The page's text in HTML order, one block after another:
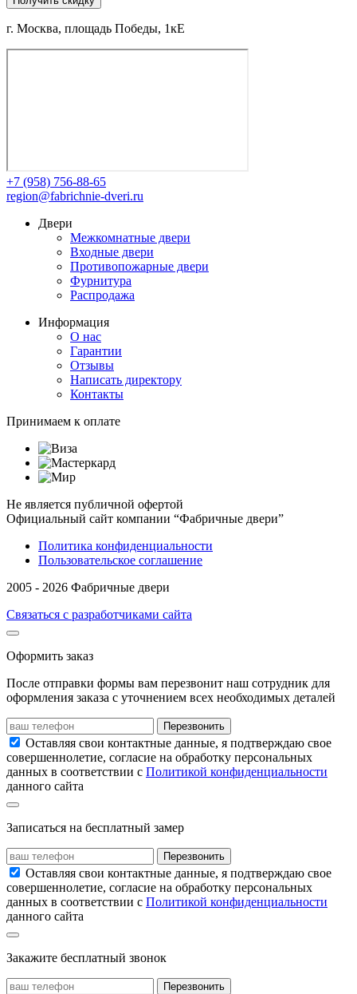
г. Москва, площадь Победы, 1кЕ
+7 (958) 756-88-65
region@fabrichnie-dveri.ru
Двери
Межкомнатные двери
Входные двери
Противопожарные двери
Фурнитура
Распродажа
Информация
О нас
Гарантии
Отзывы
Написать директору
Контакты
Принимаем к оплате
Не является публичной офертой
Официальный сайт компании “Фабричные двери”
Политика конфиденциальности
Пользовательское соглашение
2005 - 2026 Фабричные двери
Связаться с разработчиками сайта
Оформить заказ
После отправки формы вам перезвонит наш сотрудник для
оформления заказа с уточнением всех необходимых деталей
Перезвонить
Оставляя свои контактные данные, я подтверждаю свое
совершеннолетие, согласие на обработку персональных
данных в соответствии с Политикой конфиденциальности
данного сайта
Записаться на бесплатный замер
Перезвонить
Оставляя свои контактные данные, я подтверждаю свое
совершеннолетие, согласие на обработку персональных
данных в соответствии с Политикой конфиденциальности
данного сайта
Закажите бесплатный звонок
Перезвонить